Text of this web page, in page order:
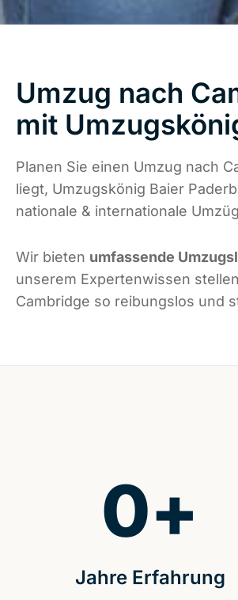
Umzug nach
mit
Planen Sie einen Umzug nach
liegt, Umzugskönig Baier
nationale & internationale
Wir bieten umfassende
unserem Expertenwissen
Cambridge so reibungslos und
Jahre Erfahrung
0+